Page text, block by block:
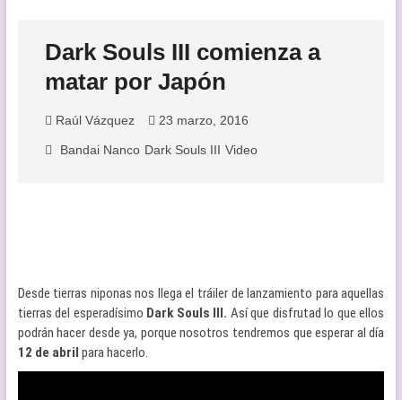
Dark Souls III comienza a
matar por Japón
Raúl Vázquez 23 marzo, 2016
Bandai Nanco Dark Souls III Video
Desde tierras niponas nos llega el tráiler de lanzamiento para aquellas
tierras del esperadísimo Dark Souls III. Así que disfrutad lo que ellos
podrán hacer desde ya, porque nosotros tendremos que esperar al día
12 de abril para hacerlo.